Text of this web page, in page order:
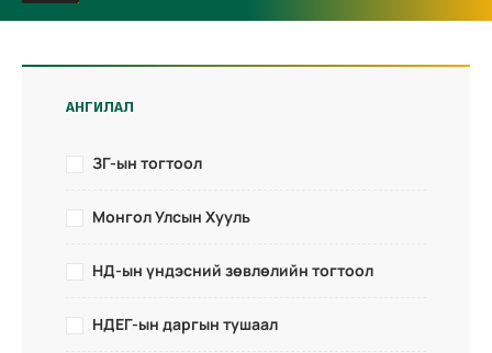
АНГИЛАЛ
ЗГ-ын тогтоол
Монгол Улсын Хууль
НД-ын үндэсний зөвлөлийн тогтоол
НДЕГ-ын даргын тушаал